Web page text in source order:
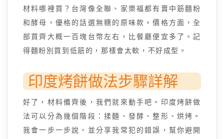
材料哪裡買？台灣像全聯、家樂福都有賣中筋麵粉
和酵母，優格的話選無糖的原味款。價格方面，全
部買齊大概一百塊台幣左右，比餐廳便宜多了。記
得麵粉別買到低筋的，那樣會太軟，不好成型。
印度烤餅做法步驟詳解
好了，材料備齊後，我們就來動手吧。印度烤餅做
法可以分為幾個階段：揉麵、發酵、整形、烘烤。
我會一步一步說，並分享我常犯的錯誤，幫你避開